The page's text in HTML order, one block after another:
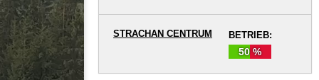
BETRIEB:
50 %
STRACHAN CENTRUM